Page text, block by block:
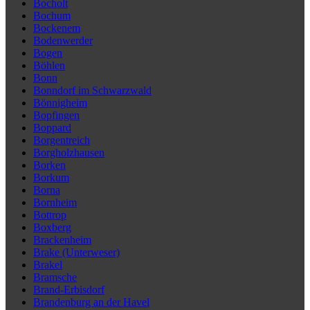
Bocholt
Bochum
Bockenem
Bodenwerder
Bogen
Böhlen
Bonn
Bonndorf im Schwarzwald
Bönnigheim
Bopfingen
Boppard
Borgentreich
Borgholzhausen
Borken
Borkum
Borna
Bornheim
Bottrop
Boxberg
Brackenheim
Brake (Unterweser)
Brakel
Bramsche
Brand-Erbisdorf
Brandenburg an der Havel